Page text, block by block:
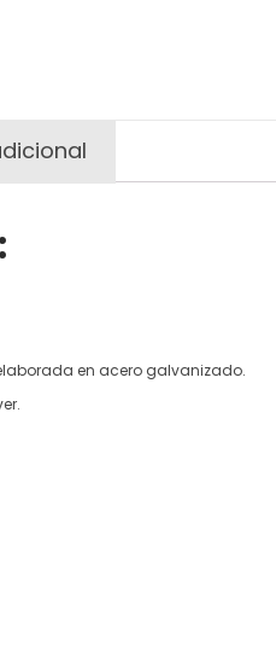
en acero galvanizado.